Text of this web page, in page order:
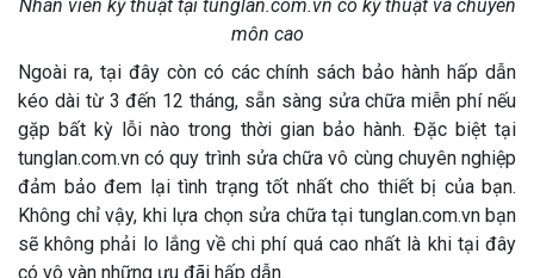
Nhân viên kỹ thuật tại tunglan.com.vn có kỹ thuật và chuyên
môn cao
Ngoài ra, tại đây còn có các chính sách bảo hành hấp dẫn
kéo dài từ 3 đến 12 tháng, sẵn sàng sửa chữa miễn phí nếu
gặp bất kỳ lỗi nào trong thời gian bảo hành. Đặc biệt tại
tunglan.com.vn có quy trình sửa chữa vô cùng chuyên nghiệp
đảm bảo đem lại tình trạng tốt nhất cho thiết bị của bạn.
Không chỉ vậy, khi lựa chọn sửa chữa tại tunglan.com.vn bạn
sẽ không phải lo lắng về chi phí quá cao nhất là khi tại đây
có vô vàn những ưu đãi hấp dẫn.